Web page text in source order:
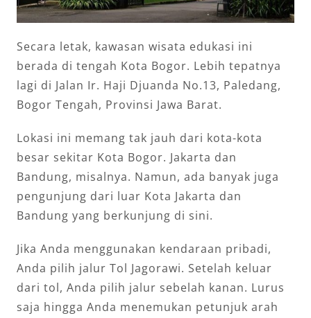
Secara letak, kawasan wisata edukasi ini
berada di tengah Kota Bogor. Lebih tepatnya
lagi di Jalan Ir. Haji Djuanda No.13, Paledang,
Bogor Tengah, Provinsi Jawa Barat.
Lokasi ini memang tak jauh dari kota-kota
besar sekitar Kota Bogor. Jakarta dan
Bandung, misalnya. Namun, ada banyak juga
pengunjung dari luar Kota Jakarta dan
Bandung yang berkunjung di sini.
Jika Anda menggunakan kendaraan pribadi,
Anda pilih jalur Tol Jagorawi. Setelah keluar
dari tol, Anda pilih jalur sebelah kanan. Lurus
saja hingga Anda menemukan petunjuk arah